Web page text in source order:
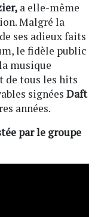
a elle-même
Malgré la
ses adieux faits
le fidèle public
musique
de tous les hits
signées Daft
années.
par le groupe